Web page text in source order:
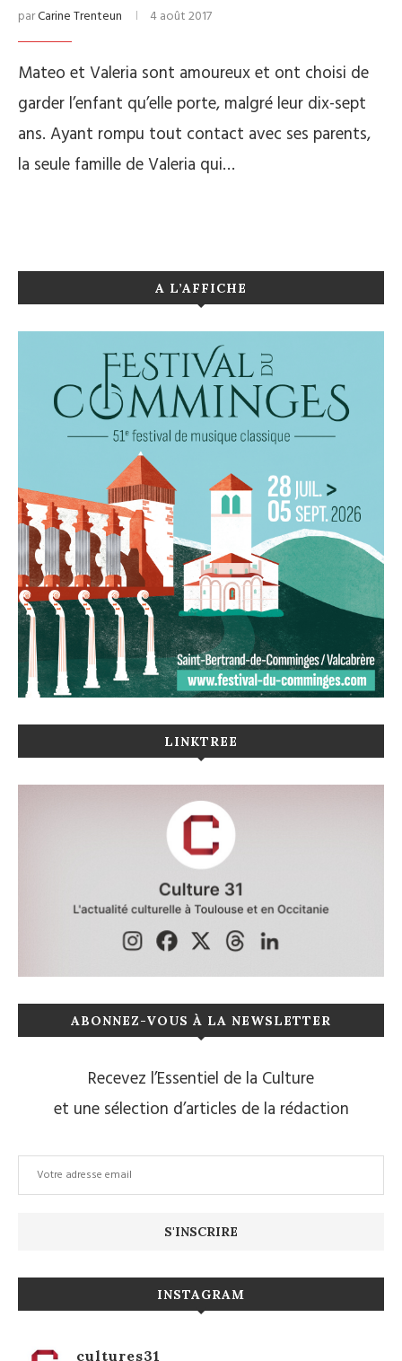
parCarine Trenteun 4 août 2017
Mateo et Valeria sont amoureux et ont choisi de
garder l’enfant qu’elle porte, malgré leur dix-sept
ans. Ayant rompu tout contact avec ses parents,
la seule famille de Valeria qui…
A L’AFFICHE
LINKTREE
ABONNEZ-VOUS À LA NEWSLETTER
Recevez l’Essentiel de la Culture
et une sélection d’articles de la rédaction
INSTAGRAM
cultures31